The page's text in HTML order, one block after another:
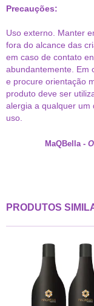
Precauções:
Uso externo. Manter
fora do alcance das
em caso de contato
abundantemente. Em
e procure orientação
produto deve ser
alergia a qualquer um
uso.
MaQBella-
PRODUTOS